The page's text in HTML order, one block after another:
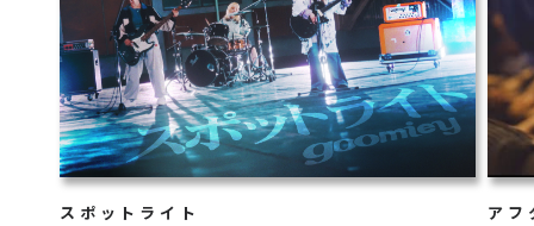
スポットライト アフ